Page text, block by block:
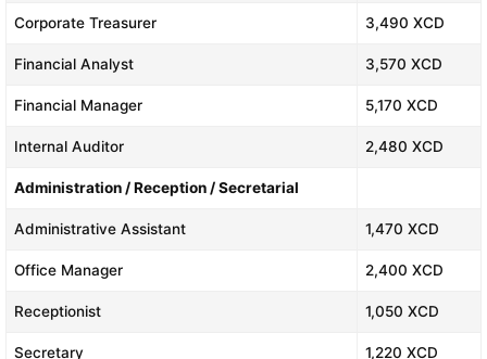
Corporate Treasurer 3,490 XCD
Financial Analyst 3,570 XCD
Financial Manager 5,170 XCD
Internal Auditor 2,480 XCD
Administration / Reception / Secretarial
Administrative Assistant 1,470 XCD
Office Manager 2,400 XCD
Receptionist 1,050 XCD
Secretary 1,220 XCD